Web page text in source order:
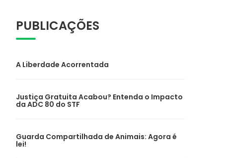
PUBLICAÇÕES
A Liberdade Acorrentada
Justiça Gratuita Acabou? Entenda o Impacto
da ADC 80 do STF
Guarda Compartilhada de Animais: Agora é
lei!